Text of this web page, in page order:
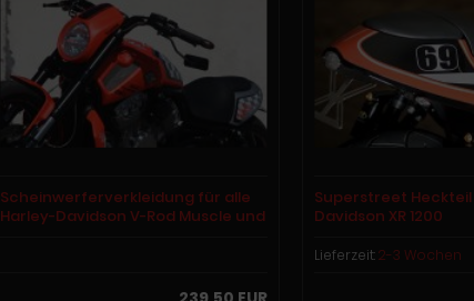
Scheinwerferverkleidung für alle
Harley-Davidson V-Rod Muscle und
Superstreet
Davidson XR 1200
Lieferzeit:2-3 Wochen